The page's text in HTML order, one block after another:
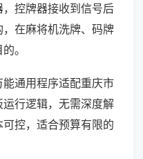
控牌器接收到信号后
在麻将机洗牌、码牌
。
通用程序适配重庆市
行逻辑，无需深度解
控，适合预算有限的